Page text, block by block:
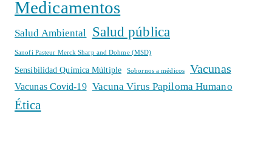
Medicamentos
Salud Ambiental Salud pública
Sanofi Pasteur Merck Sharp and Dohme (MSD)
Sensibilidad Química Múltiple Sobornos a médicos Vacunas
Vacunas Covid-19 Vacuna Virus Papiloma Humano
Ética